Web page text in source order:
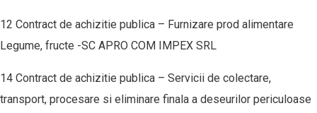
12 Contract de achizitie publica – Furnizare prod alimentare
Legume, fructe -SC APRO COM IMPEX SRL
14 Contract de achizitie publica – Servicii de colectare,
transport, procesare si eliminare finala a deseurilor periculoase